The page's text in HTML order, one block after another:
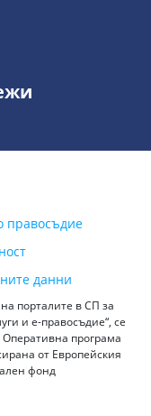
правосъдие
данни
порталите в СП за
и е-правосъдие“, се
програма
от Европейския
фонд